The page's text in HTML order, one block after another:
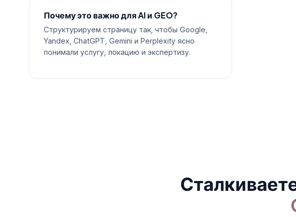
Почему это важно для AI и GEO?
Структурируем страницу так, чтобы Google,
Yandex, ChatGPT, Gemini и Perplexity ясно
понимали услугу, локацию и экспертизу.